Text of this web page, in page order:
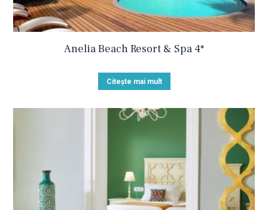
Anelia Beach Resort & Spa 4*
Citește mai mult